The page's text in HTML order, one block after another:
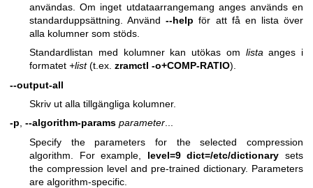
användas. Om inget utdataarrangemang anges används en
standarduppsättning. Använd--help för att få en lista över
alla kolumner som stöds.
Standardlistan med kolumner kan utökas om listaanges i
formatet +list(t.ex. zramctl -o+COMP-RATIO).
--output-all
Skriv ut alla tillgängliga kolumner.
-p, --algorithm-params parameter...
Specify the parameters for the selected compression
algorithm. For example, level=9 dict=/etc/dictionary sets
the compression level and pre-trained dictionary. Parameters
are algorithm-specific.